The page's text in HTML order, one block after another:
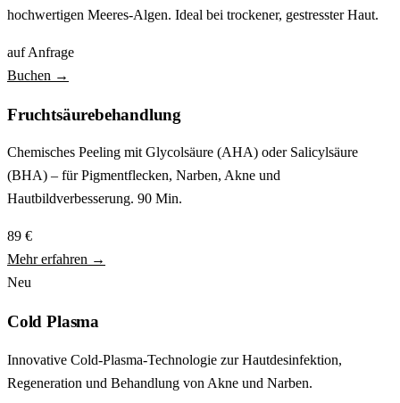
hochwertigen Meeres-Algen. Ideal bei trockener, gestresster Haut.
auf Anfrage
Buchen →
Fruchtsäurebehandlung
Chemisches Peeling mit Glycolsäure (AHA) oder Salicylsäure
(BHA) – für Pigmentflecken, Narben, Akne und
Hautbildverbesserung. 90 Min.
89 €
Mehr erfahren →
Neu
Cold Plasma
Innovative Cold-Plasma-Technologie zur Hautdesinfektion,
Regeneration und Behandlung von Akne und Narben.